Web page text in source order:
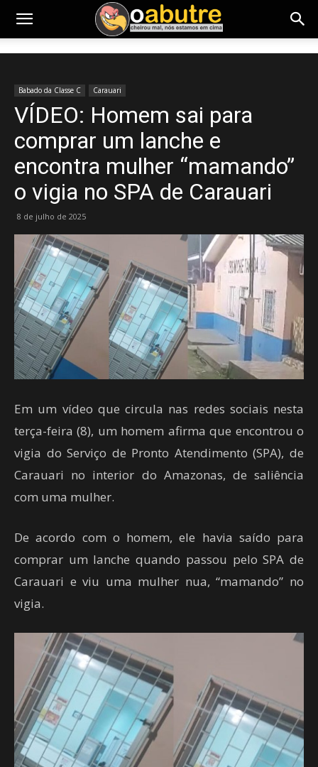
Babado da Classe C Carauari
VÍDEO: Homem sai para
comprar um lanche e
encontra mulher “mamando”
o vigia no SPA de Carauari
8 de julho de 2025
Em um vídeo que circula nas redes sociais nesta
terça-feira (8), um homem afirma que encontrou o
vigia do Serviço de Pronto Atendimento (SPA), de
Carauari no interior do Amazonas, de saliência
com uma mulher.
De acordo com o homem, ele havia saído para
comprar um lanche quando passou pelo SPA de
Carauari e viu uma mulher nua, “mamando” no
vigia.